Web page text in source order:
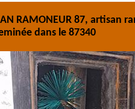
RAMONEUR 87, artisan
dans le 87340